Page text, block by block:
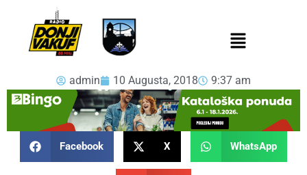
admin 10 Augusta, 2018 9:37 am
Facebook X WhatsApp